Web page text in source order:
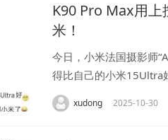
K90 Pro Max用上
米！
今日，小米法国摄影师
得比自己的小米15Ultra
xudong 2025-10-30